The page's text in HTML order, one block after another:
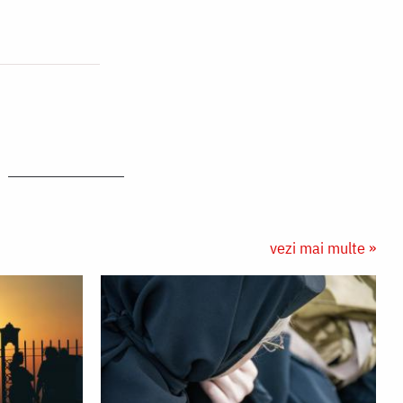
vezi mai multe »